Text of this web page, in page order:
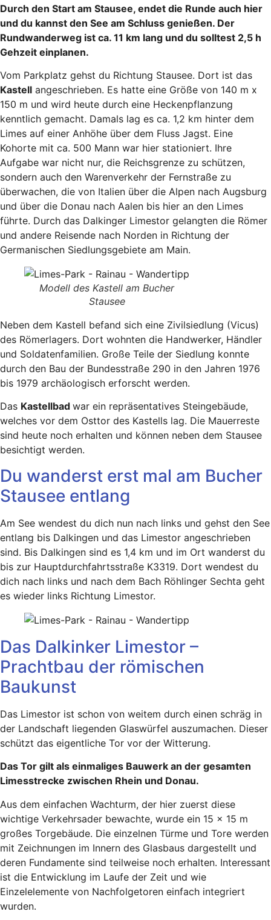
Durch den Start am Stausee, endet die Runde auch hier
und du kannst den See am Schluss genießen. Der
Rundwanderweg ist ca. 11 km lang und du solltest 2,5 h
Gehzeit einplanen.
Vom Parkplatz gehst du Richtung Stausee. Dort ist das
Kastell angeschrieben. Es hatte eine Größe von 140 m x
150 m und wird heute durch eine Heckenpflanzung
kenntlich gemacht. Damals lag es ca. 1,2 km hinter dem
Limes auf einer Anhöhe über dem Fluss Jagst. Eine
Kohorte mit ca. 500 Mann war hier stationiert. Ihre
Aufgabe war nicht nur, die Reichsgrenze zu schützen,
sondern auch den Warenverkehr der Fernstraße zu
überwachen, die von Italien über die Alpen nach Augsburg
und über die Donau nach Aalen bis hier an den Limes
führte. Durch das Dalkinger Limestor gelangten die Römer
und andere Reisende nach Norden in Richtung der
Germanischen Siedlungsgebiete am Main.
Modell des Kastell am Bucher
Stausee
Neben dem Kastell befand sich eine Zivilsiedlung (Vicus)
des Römerlagers. Dort wohnten die Handwerker, Händler
und Soldatenfamilien. Große Teile der Siedlung konnte
durch den Bau der Bundesstraße 290 in den Jahren 1976
bis 1979 archäologisch erforscht werden.
Das Kastellbad war ein repräsentatives Steingebäude,
welches vor dem Osttor des Kastells lag. Die Mauerreste
sind heute noch erhalten und können neben dem Stausee
besichtigt werden.
Du wanderst erst mal am Bucher
Stausee entlang
Am See wendest du dich nun nach links und gehst den See
entlang bis Dalkingen und das Limestor angeschrieben
sind. Bis Dalkingen sind es 1,4 km und im Ort wanderst du
bis zur Hauptdurchfahrtsstraße K3319. Dort wendest du
dich nach links und nach dem Bach Röhlinger Sechta geht
es wieder links Richtung Limestor.
Das Dalkinker Limestor –
Prachtbau der römischen
Baukunst
Das Limestor ist schon von weitem durch einen schräg in
der Landschaft liegenden Glaswürfel auszumachen. Dieser
schützt das eigentliche Tor vor der Witterung.
Das Tor gilt als einmaliges Bauwerk an der gesamten
Limesstrecke zwischen Rhein und Donau.
Aus dem einfachen Wachturm, der hier zuerst diese
wichtige Verkehrsader bewachte, wurde ein 15 x 15 m
großes Torgebäude. Die einzelnen Türme und Tore werden
mit Zeichnungen im Innern des Glasbaus dargestellt und
deren Fundamente sind teilweise noch erhalten. Interessant
ist die Entwicklung im Laufe der Zeit und wie
Einzelelemente von Nachfolgetoren einfach integriert
wurden.